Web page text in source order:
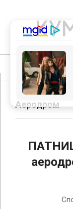
content
Primary
Navigation
MenuАеродром